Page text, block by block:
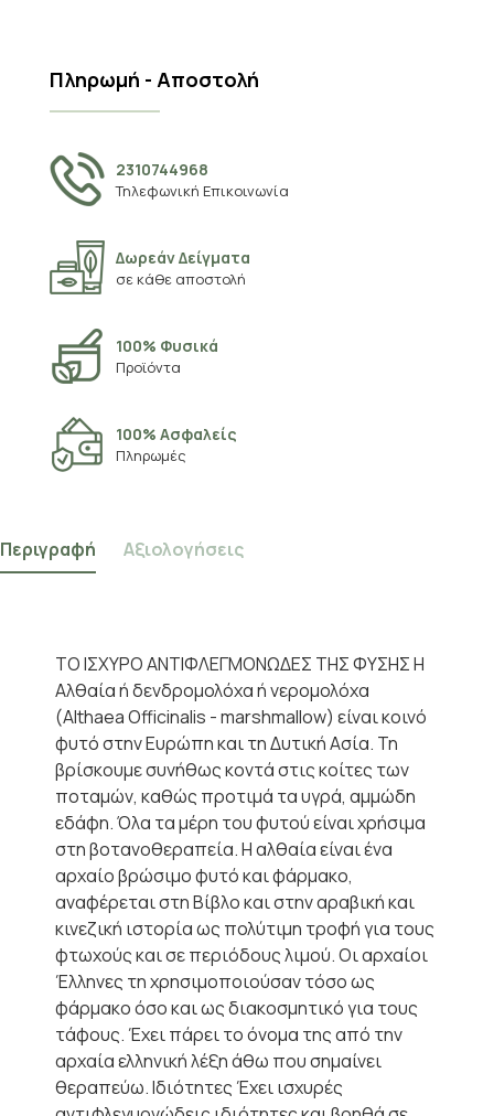
Πληρωμή - Αποστολή
2310744968
Τηλεφωνική Επικοινωνία
Δωρεάν Δείγματα
σε κάθε αποστολή
100% Φυσικά
Προϊόντα
100% Ασφαλείς
Πληρωμές
Περιγραφή Αξιολογήσεις
ΤΟ ΙΣΧΥΡΟ ΑΝΤΙΦΛΕΓΜΟΝΩΔΕΣ ΤΗΣ ΦΥΣΗΣ H
Αλθαία ή δενδρομολόχα ή νερομολόχα
(Althaea Officinalis - marshmallow) είναι κοινό
φυτό στην Ευρώπη και τη Δυτική Ασία. Τη
βρίσκουμε συνήθως κοντά στις κοίτες των
ποταμών, καθώς προτιμά τα υγρά, αμμώδη
εδάφη. Όλα τα μέρη του φυτού είναι χρήσιμα
στη βοτανοθεραπεία. Η αλθαία είναι ένα
αρχαίο βρώσιμο φυτό και φάρμακο,
αναφέρεται στη Βίβλο και στην αραβική και
κινεζική ιστορία ως πολύτιμη τροφή για τους
φτωχούς και σε περιόδους λιμού. Οι αρχαίοι
Έλληνες τη χρησιμοποιούσαν τόσο ως
φάρμακο όσο και ως διακοσμητικό για τους
τάφους. Έχει πάρει το όνομα της από την
αρχαία ελληνική λέξη άθω που σημαίνει
θεραπεύω. Ιδιότητες Έχει ισχυρές